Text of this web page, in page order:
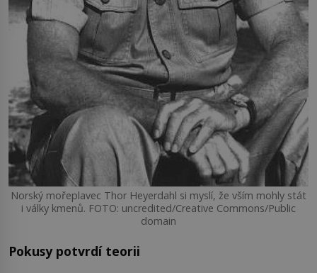
Norský mořeplavec Thor Heyerdahl si myslí, že vším mohly stát
i války kmenů. FOTO: uncredited/Creative Commons/Public
domain
Pokusy potvrdí teorii